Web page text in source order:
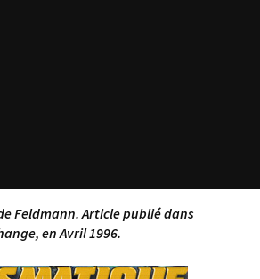
Feldmann. Article publié dans
en Avril 1996.